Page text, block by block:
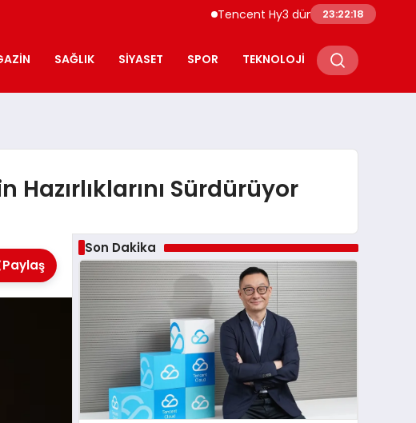
Tencent Hy3 dünya genelinde kullanıma
23:22:19
SAĞLIK SIYASET SPOR TEKNOLOJI
Sürdürüyor
Paylaş
Son Dakika